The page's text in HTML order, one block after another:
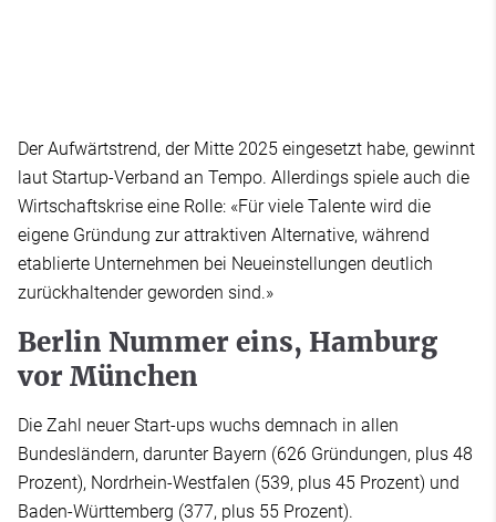
Der Aufwärtstrend, der Mitte 2025 eingesetzt habe, gewinnt
laut Startup-Verband an Tempo. Allerdings spiele auch die
Wirtschaftskrise eine Rolle: «Für viele Talente wird die
eigene Gründung zur attraktiven Alternative, während
etablierte Unternehmen bei Neueinstellungen deutlich
zurückhaltender geworden sind.»
Berlin Nummer eins, Hamburg
vor München
Die Zahl neuer Start-ups wuchs demnach in allen
Bundesländern, darunter Bayern (626 Gründungen, plus 48
Prozent), Nordrhein-Westfalen (539, plus 45 Prozent) und
Baden-Württemberg (377, plus 55 Prozent).